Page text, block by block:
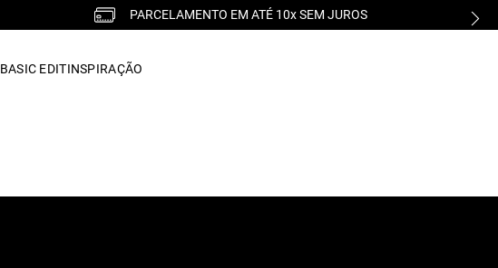
PARCELAMENTO EM ATÉ 10x SEM JUROS
BASIC EDITINSPIRAÇÃO